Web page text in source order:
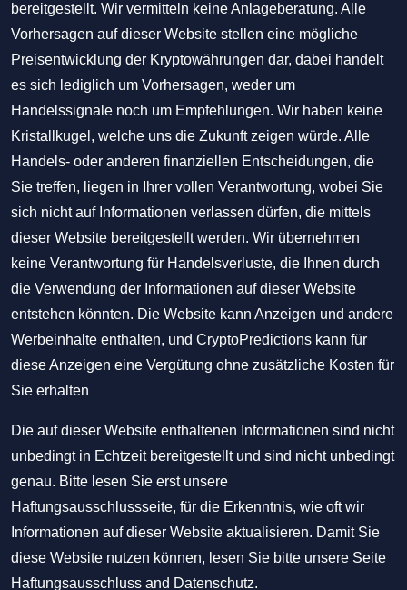
bereitgestellt. Wir vermitteln keine Anlageberatung. Alle
Vorhersagen auf dieser Website stellen eine mögliche
Preisentwicklung der Kryptowährungen dar, dabei handelt
es sich lediglich um Vorhersagen, weder um
Handelssignale noch um Empfehlungen. Wir haben keine
Kristallkugel, welche uns die Zukunft zeigen würde. Alle
Handels- oder anderen finanziellen Entscheidungen, die
Sie treffen, liegen in Ihrer vollen Verantwortung, wobei Sie
sich nicht auf Informationen verlassen dürfen, die mittels
dieser Website bereitgestellt werden. Wir übernehmen
keine Verantwortung für Handelsverluste, die Ihnen durch
die Verwendung der Informationen auf dieser Website
entstehen könnten. Die Website kann Anzeigen und andere
Werbeinhalte enthalten, und CryptoPredictions kann für
diese Anzeigen eine Vergütung ohne zusätzliche Kosten für
Sie erhalten
Die auf dieser Website enthaltenen Informationen sind nicht
unbedingt in Echtzeit bereitgestellt und sind nicht unbedingt
genau. Bitte lesen Sie erst unsere
Haftungsausschlussseite, für die Erkenntnis, wie oft wir
Informationen auf dieser Website aktualisieren. Damit Sie
diese Website nutzen können, lesen Sie bitte unsere Seite
Haftungsausschluss and Datenschutz.